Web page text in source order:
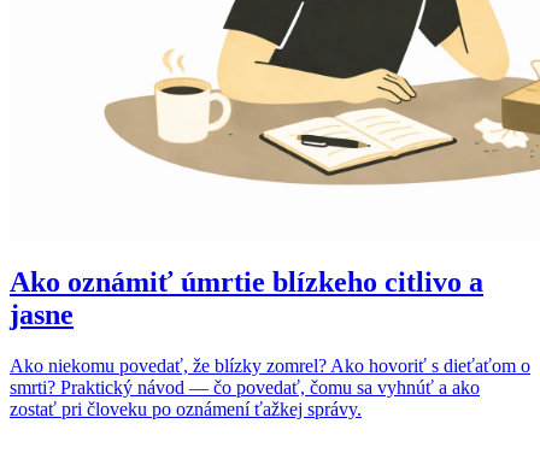
Ako oznámiť úmrtie blízkeho citlivo a
jasne
Ako niekomu povedať, že blízky zomrel? Ako hovoriť s dieťaťom o
smrti? Praktický návod — čo povedať, čomu sa vyhnúť a ako
zostať pri človeku po oznámení ťažkej správy.